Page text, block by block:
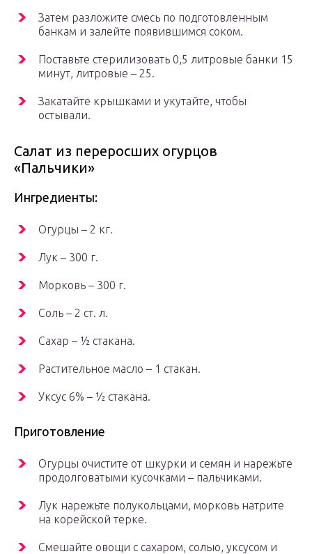
Затем разложите смесь по подготовленным
банкам и залейте появившимся соком.
Поставьте стерилизовать 0,5 литровые банки 15
минут, литровые – 25.
Закатайте крышками и укутайте, чтобы
остывали.
Салат из переросших огурцов
«Пальчики»
Ингредиенты:
Огурцы – 2 кг.
Лук – 300 г.
Морковь – 300 г.
Соль – 2 ст. л.
Сахар – ½ стакана.
Растительное масло – 1 стакан.
Уксус 6% – ½ стакана.
Приготовление
Огурцы очистите от шкурки и семян и нарежьте
продолговатыми кусочками – пальчиками.
Лук нарежьте полукольцами, морковь натрите
на корейской терке.
Смешайте овощи с сахаром, солью, уксусом и